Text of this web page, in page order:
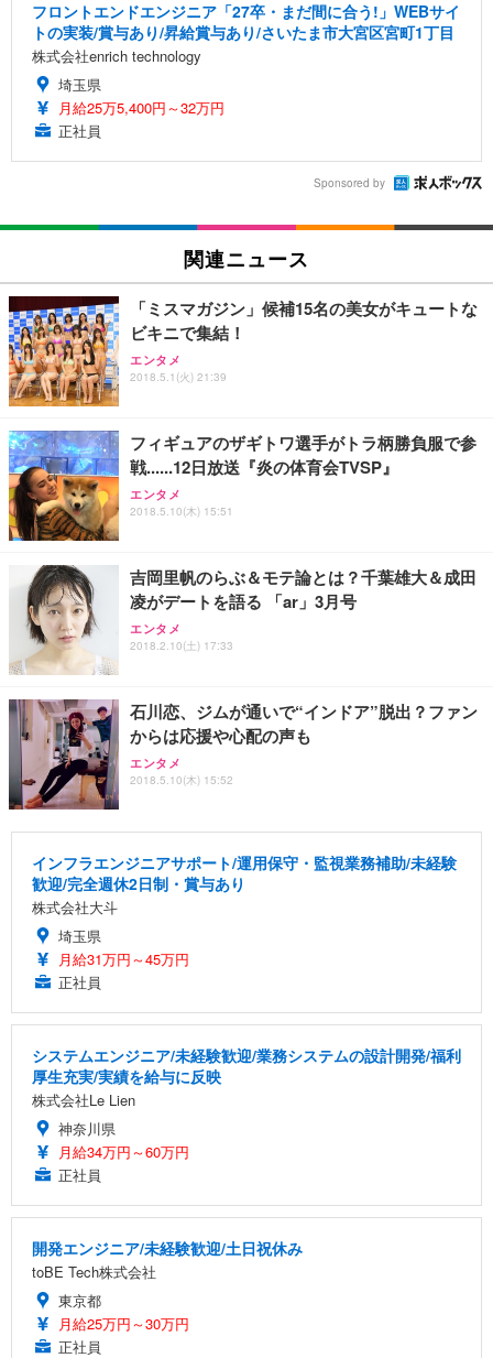
フロントエンドエンジニア「27卒・まだ間に合う!」WEBサイ
トの実装/賞与あり/昇給賞与あり/さいたま市大宮区宮町1丁目
株式会社enrich technology
埼玉県
月給25万5,400円～32万円
正社員
Sponsored by
関連ニュース
「ミスマガジン」候補15名の美女がキュートな
ビキニで集結！
エンタメ
2018.5.1(火) 21:39
フィギュアのザギトワ選手がトラ柄勝負服で参
戦......12日放送『炎の体育会TVSP』
エンタメ
2018.5.10(木) 15:51
吉岡里帆のらぶ＆モテ論とは？千葉雄大＆成田
凌がデートを語る 「ar」3月号
エンタメ
2018.2.10(土) 17:33
石川恋、ジムが通いで“インドア”脱出？ファン
からは応援や心配の声も
エンタメ
2018.5.10(木) 15:52
インフラエンジニアサポート/運用保守・監視業務補助/未経験
歓迎/完全週休2日制・賞与あり
株式会社大斗
埼玉県
月給31万円～45万円
正社員
システムエンジニア/未経験歓迎/業務システムの設計開発/福利
厚生充実/実績を給与に反映
株式会社Le Lien
神奈川県
月給34万円～60万円
正社員
開発エンジニア/未経験歓迎/土日祝休み
toBE Tech株式会社
東京都
月給25万円～30万円
正社員